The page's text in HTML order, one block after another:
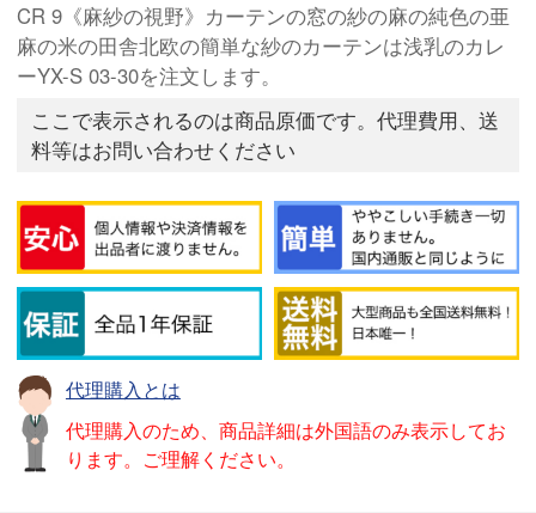
CR 9《麻紗の視野》カーテンの窓の紗の麻の純色の亜
麻の米の田舎北欧の簡単な紗のカーテンは浅乳のカレ
ーYX-S 03-30を注文します。
ここで表示されるのは商品原価です。代理費用、送
料等はお問い合わせください
代理購入とは
代理購入のため、商品詳細は外国語のみ表示してお
ります。ご理解ください。